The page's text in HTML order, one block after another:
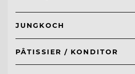
JUNGKOCH
PÂTISSIER / KONDITOR